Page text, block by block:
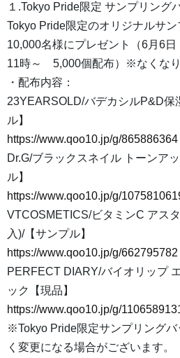
１.Tokyo Pride限定 サンプリング
Tokyo Pride限定のオリジナルサ
10,000名様にプレゼント（6月6
11時～ 5,000個配布）※なくなり
・配布内容：
23YEARSOLD/バデカシルP&D保
ル】
https://www.qoo10.jp/g/865886364
Dr.G/ブラックスネイル トーンア
ル】
https://www.qoo10.jp/g/
VTCOSMETICS/ビタミンC アス
入)/【サンプル】
https://www.qoo10.jp/g/662795782
PERFECT DIARY/バイオリップ
ック【現品】
https://www.qoo10.jp/g/
※Tokyo Pride限定サンプリング
く変更になる場合がございます。